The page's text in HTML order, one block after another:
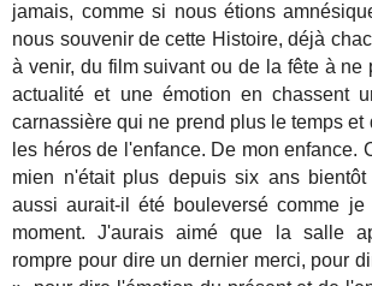
jamais, comme si nous étions
nous souvenir de cette Histoire, déjà
à venir, du film suivant ou de la fête à ne
actualité et une émotion en chassent
carnassière qui ne prend plus le temps et
les héros de l'enfance. De mon enfance.
mien n'était plus depuis six ans
aussi aurait-il été bouleversé comme
moment. J'aurais aimé que la salle
rompre pour dire un dernier merci, pour